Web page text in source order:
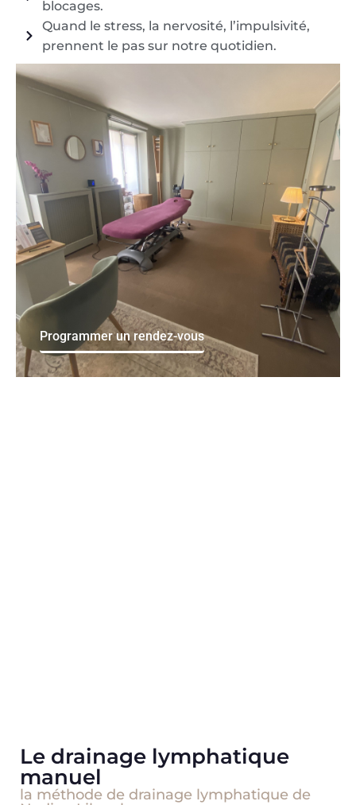
blocages.
Quand le stress, la nervosité, l’impulsivité,
prennent le pas sur notre quotidien.
Programmer un rendez-vous
Le drainage lymphatique
manuel
la méthode de drainage lymphatique de